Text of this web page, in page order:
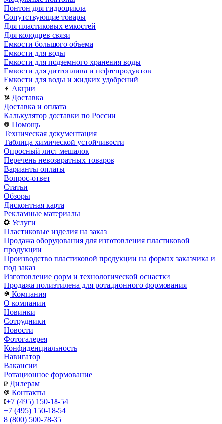
Понтон для гидроцикла
Сопутствующие товары
Для пластиковых емкостей
Для колодцев связи
Емкости большого объема
Емкости для воды
Емкости для подземного хранения воды
Емкости для дизтоплива и нефтепродуктов
Емкости для воды и жидких удобрений
Акции
Доставка
Доставка и оплата
Калькулятор доставки по России
Помощь
Техническая документация
Таблица химической устойчивости
Опросный лист мешалок
Перечень невозвратных товаров
Варианты оплаты
Вопрос-ответ
Статьи
Обзоры
Дисконтная карта
Рекламные материалы
Услуги
Пластиковые изделия на заказ
Продажа оборудования для изготовления пластиковой
продукции
Производство пластиковой продукции на формах заказчика и
под заказ
Изготовление форм и технологической оснастки
Продажа полиэтилена для ротационного формования
Компания
О компании
Новинки
Сотрудники
Новости
Фотогалерея
Конфиденциальность
Навигатор
Вакансии
Ротационное формование
Дилерам
Контакты
+7 (495) 150-18-54
+7 (495) 150-18-54
8 (800) 500-78-35